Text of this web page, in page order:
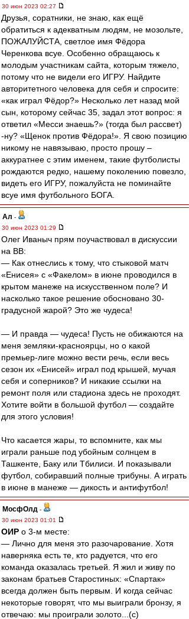
30 июн 2023 02:27
Друзья, соратники, не знаю, как ещё
обратиться к адекватным людям, не мозольте,
ПОЖАЛУЙСТА, светлое имя Фёдора
Черенкова всуе. Особенно обращаюсь к
молодым участникам сайта, которым тяжело,
потому что не видели его ИГРУ. Найдите
авторитетного человека для себя и спросите:
«как играл Фёдор?» Несколько лет назад мой
сын, которому сейчас 35, задал этот вопрос: я
ответил «Месси знаешь?» (тогда был рассвет)
-ну? «Щенок против Фёдора!». Я свою позицию
никому не навязываю, просто прошу –
аккуратнее с этим именем, такие футболисты
рождаются редко, нашему поколению повезло,
видеть его ИГРУ, пожалуйста не поминайте
всуе имя футбольного БОГА.
Ал -
30 июн 2023 01:29
Олег Иваныч прям поучаствовал в дискуссии
на ВВ:
— Как отнеслись к тому, что стыковой матч
«Енисея» с «Факелом» в июне проводился в
крытом манеже на искусственном поле? И
насколько такое решение обосновано 30-
градусной жарой? Это же чудеса!
— И правда — чудеса! Пусть не обижаются на
меня земляки-красноярцы, но о какой
премьер-лиге можно вести речь, если весь
сезон их «Енисей» играл под крышей, мучая
себя и соперников? И никакие ссылки на
ремонт поля или стадиона здесь не проходят.
Хотите войти в большой футбол — создайте
для этого условия!
Что касается жары, то вспомните, как мы
играли раньше под убойным солнцем в
Ташкенте, Баку или Тбилиси. И показывали
футбол, собиравший полные трибуны. А играть
в июне в манеже — дикость и антифутбол!
МосфОлд -
30 июн 2023 01:01
ОИР о 3-м месте:
— Лично для меня это разочарование. Хотя
наверняка есть те, кто радуется, что его
команда оказалась третьей. Я жил и живу по
законам братьев Старостиных: «Спартак»
всегда должен быть первым. И когда сейчас
некоторые говорят, что мы выиграли бронзу, я
отвечаю: мы проиграли золото...(с)